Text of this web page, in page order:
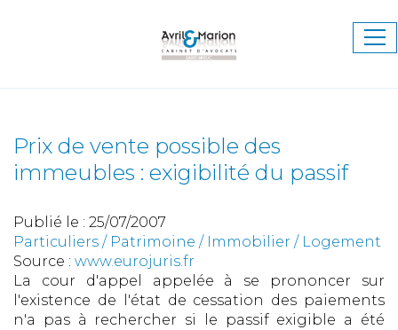
Prix de vente possible des
immeubles : exigibilité du passif
Publié le : 25/07/2007
Particuliers / Patrimoine / Immobilier / Logement
Source : www.eurojuris.fr
La cour d'appel appelée à se prononcer sur
l'existence de l'état de cessation des paiements
n'a pas à rechercher si le passif exigible a été